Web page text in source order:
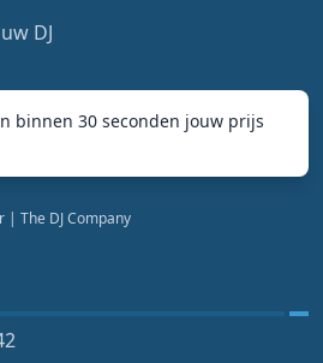
DJ
binnen 30 seconden jouw prijs
| The DJ Company